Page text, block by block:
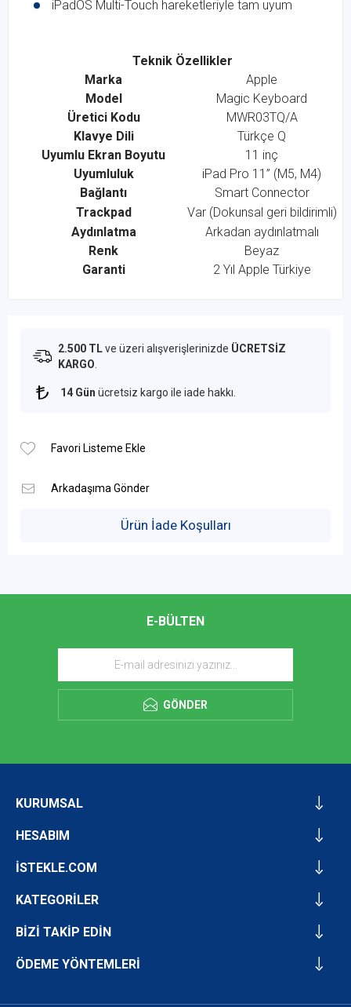
iPadOS Multi-Touch hareketleriyle tam uyum
Teknik Özellikler
Marka
Apple
Model
Magic Keyboard
Üretici Kodu
MWR03TQ/A
Klavye Dili
Türkçe Q
Uyumlu Ekran Boyutu
11 inç
Uyumluluk
iPad Pro 11” (M5, M4)
Bağlantı
Smart Connector
Trackpad
Var (Dokunsal geri bildirimli)
Aydınlatma
Arkadan aydınlatmalı
Renk
Beyaz
Garanti
2 Yıl Apple Türkiye
2.500 TLve üzeri alışverişlerinizde ÜCRETSİZ
KARGO
14 Gün ücretsiz kargo ile iade hakkı.
Ürün İade Koşulları
E-BÜLTEN
GÖNDER
KURUMSAL
HESABIM
İSTEKLE.COM
KATEGORİLER
BİZİ TAKİP EDİN
ÖDEME YÖNTEMLERİ